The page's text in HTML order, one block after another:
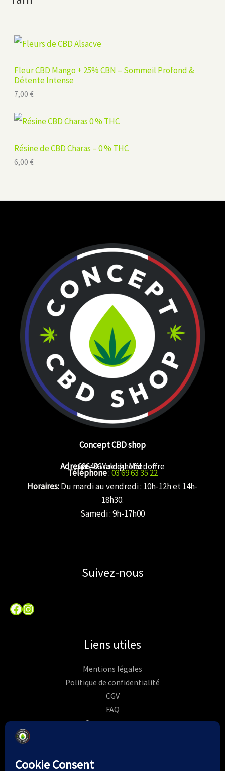
Fleur CBD Mango + 25% CBN – Sommeil Profond &
Détente Intense
7,00 €
Résine de CBD Charas – 0 % THC
6,00 €
Concept CBD shop
Adresse: 36 rue du Mal Joffre
68640 Waldighoffen
Téléphone:03 69 63 35 22
Horaires:Du mardi au vendredi : 10h-12h et 14h-
18h30.
Samedi : 9h-17h00
Suivez-nous
Facebook
Instagram
Liens utiles
Mentions légales
Politique de confidentialité
CGV
FAQ
Contactez-nous